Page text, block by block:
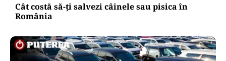
Cât costă să-ți salvezi câinele sau pisica în
România